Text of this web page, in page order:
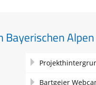
Alpen
Navigation
Bartgeier